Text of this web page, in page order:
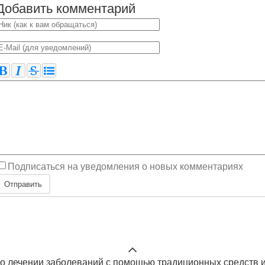
комментарий
Подписаться на уведомления о новых комментариях
Отправить
лечении заболеваний с помощью традиционных средств